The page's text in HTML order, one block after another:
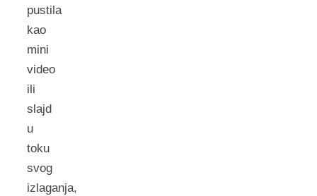
pustila
kao
mini
video
ili
slajd
u
toku
svog
izlaganja,